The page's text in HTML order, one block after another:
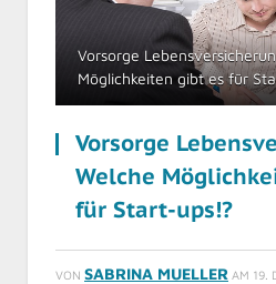
Vorsorge
Möglichkeiten gibt es für
Vorsorge
Welche
für Start-ups!?
VON SABRINA MUELLER AM 19.